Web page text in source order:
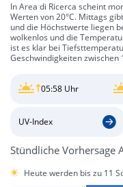
In Area di Ricerca scheint
Werten von 20°C. Mittags
und die Höchstwerte liegen
wolkenlos und die
ist es klar bei
Geschwindigkeiten
05:58 Uhr
UV-Index
Stündliche Vorhersage
Heute werden bis zu 11